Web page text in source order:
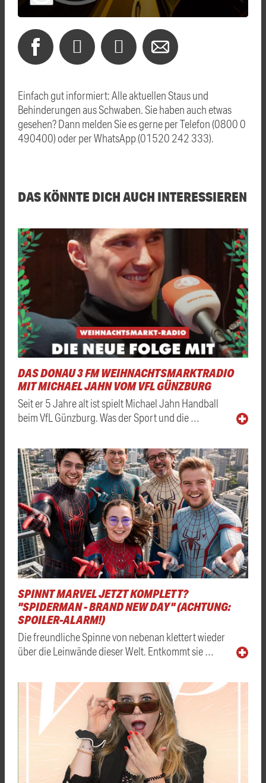
Einfach gut informiert: Alle aktuellen Staus und
Behinderungen aus Schwaben. Sie haben auch etwas
gesehen? Dann melden Sie es gerne per Telefon (0800 0
490400) oder per WhatsApp (01520 242 333).
DAS KÖNNTE DICH AUCH INTERESSIEREN
DAS DONAU 3 FM WEIHNACHTSMARKTRADIO
MIT MICHAEL JAHN VOM VFL GÜNZBURG
Seit er 5 Jahre alt ist spielt Michael Jahn Handball
beim VfL Günzburg. Was der Sport und die …
SPINNT MARVEL JETZT KOMPLETT?
"SPIDERMAN - BRAND NEW DAY" (ACHTUNG:
SPOILER-ALARM!)
Die freundliche Spinne von nebenan klettert wieder
über die Leinwände dieser Welt. Entkommt sie …